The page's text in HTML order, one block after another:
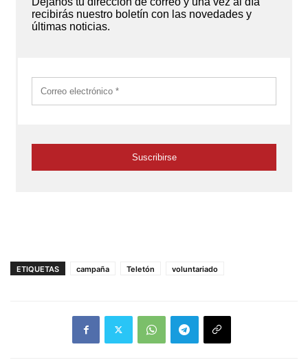
ETIQUETAS campaña Teletón voluntariado